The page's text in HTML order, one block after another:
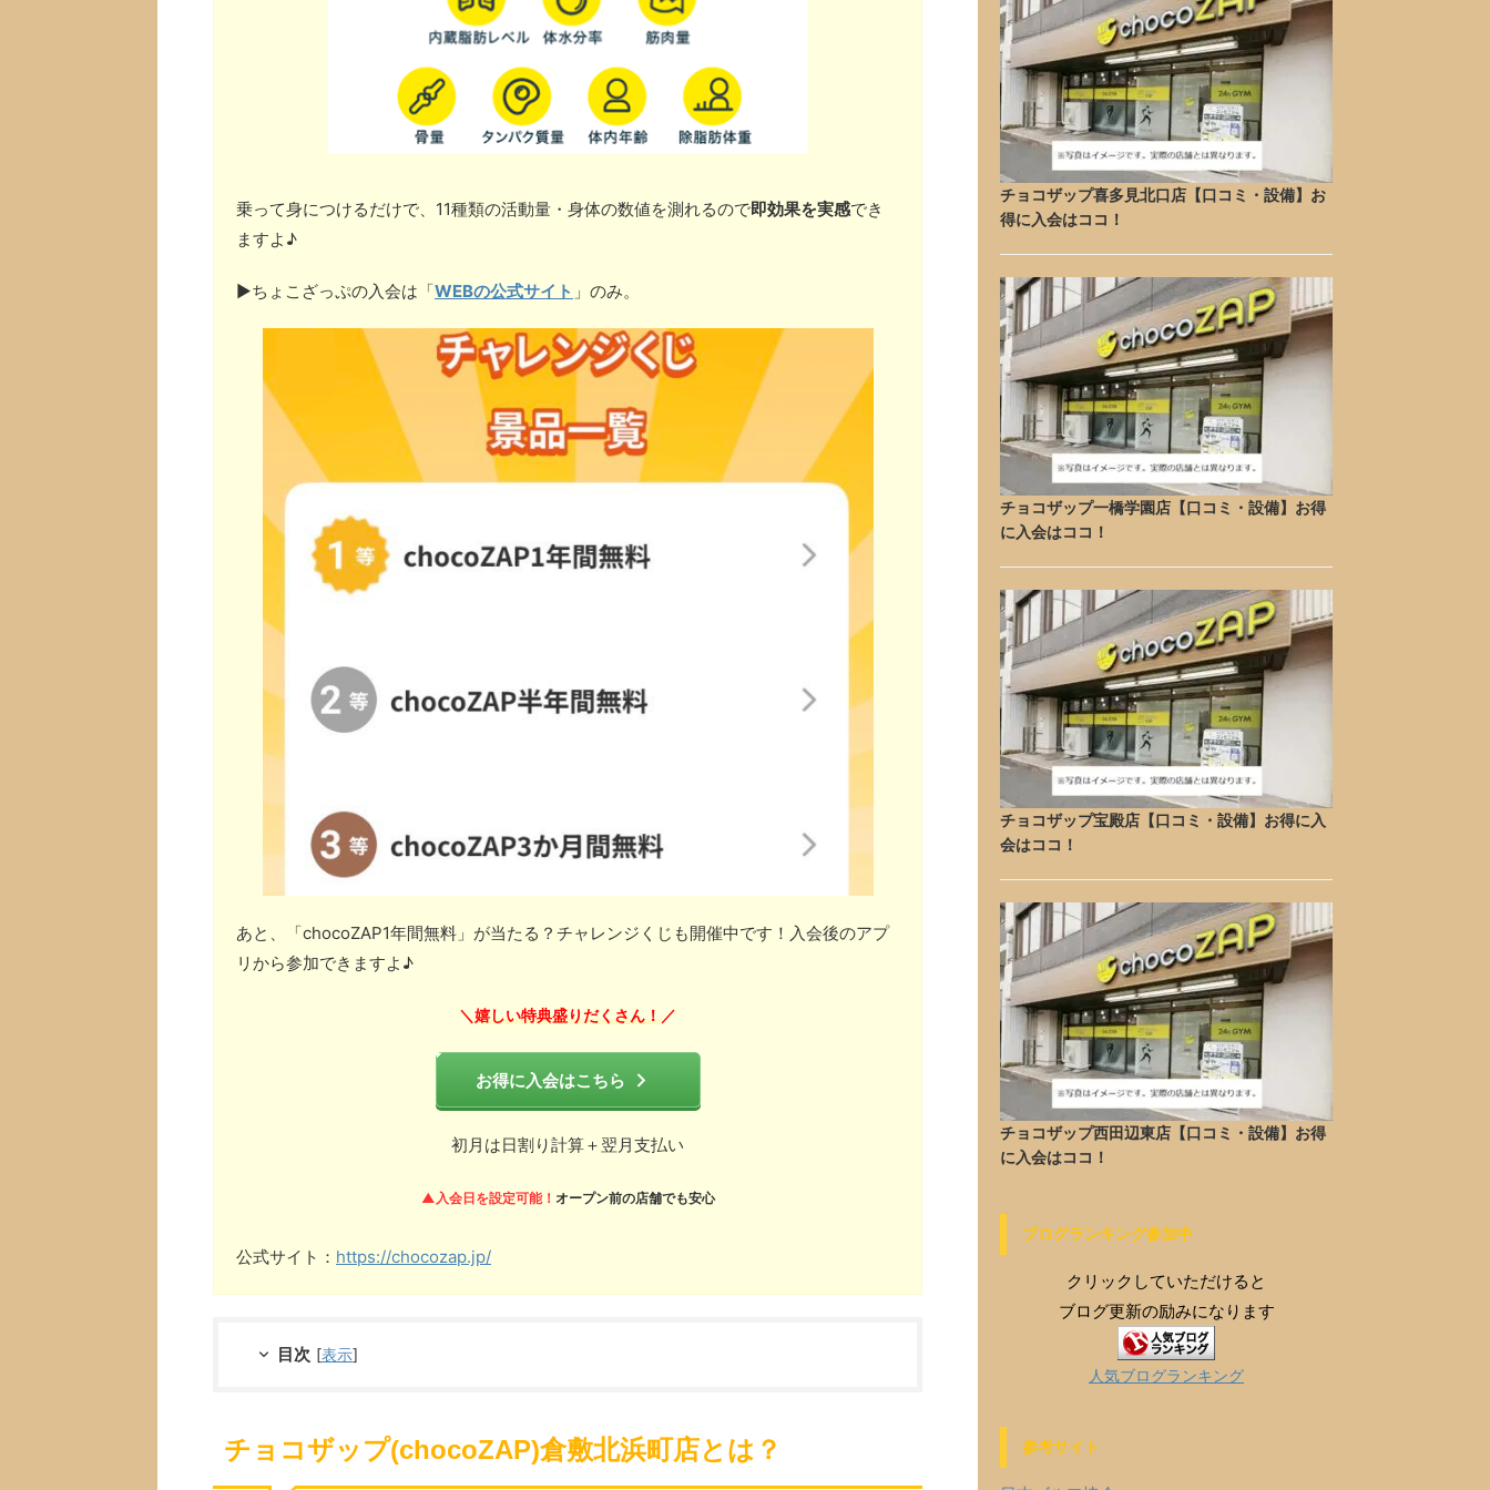
乗って身につけるだけで、11種類の活動量・身体の数値を測れるので即効果を実感でき
ますよ♪
▶︎ちょこざっぷの入会は「WEBの公式サイト 」のみ。
あと、「chocoZAP1年間無料」が当たる？チャレンジくじも開催中です！入会後のアプ
リから参加できますよ♪
＼嬉しい特典盛りだくさん！ ／
お得に入会はこちら
初月は日割り計算＋翌月支払い
▲入会日を設定可能！ オープン前の店舗でも安心
公式サイト： https://chocozap.jp/
目次 [表示]
チョコザップ(chocoZAP)倉敷北浜町店とは？
チョコザップ喜多見北口店【口コミ・設備】お
得に入会はココ！
チョコザップ一橋学園店【口コミ・設備】お得
に入会はココ！
チョコザップ宝殿店【口コミ・設備】お得に入
会はココ！
チョコザップ西田辺東店【口コミ・設備】お得
に入会はココ！
ブログランキング参加中
クリックしていただけると
ブログ更新の励みになります
人気ブログランキング
参考サイト